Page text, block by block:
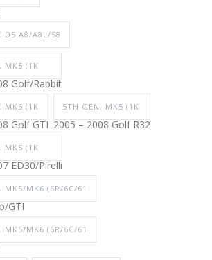
D5 A8/A8L/S8
MK5 (1K
Golf/Rabbit
MK5 (1K
Golf GTI
5TH GEN. MK5 (1K
2005 – 2008 Golf R32
MK5 (1K
ED30/Pirelli
MK5/MK6 (6R/6C/61
GTI
MK5/MK6 (6R/6C/61